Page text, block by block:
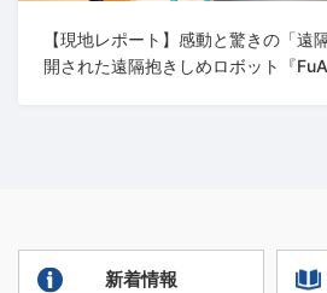
【現地レポート】感動と驚きの「遠
開された遠隔抱きしめロボット『
新着情報